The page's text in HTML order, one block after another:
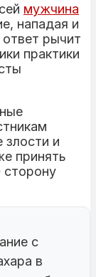
мужчина
нападая и
рычит
практики
злости и
принять
с
в